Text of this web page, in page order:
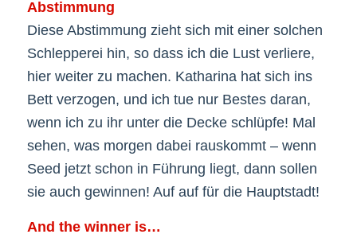
Abstimmung
Diese Abstimmung zieht sich mit einer solchen
Schlepperei hin, so dass ich die Lust verliere,
hier weiter zu machen. Katharina hat sich ins
Bett verzogen, und ich tue nur Bestes daran,
wenn ich zu ihr unter die Decke schlüpfe! Mal
sehen, was morgen dabei rauskommt – wenn
Seed jetzt schon in Führung liegt, dann sollen
sie auch gewinnen! Auf auf für die Hauptstadt!
And the winner is…